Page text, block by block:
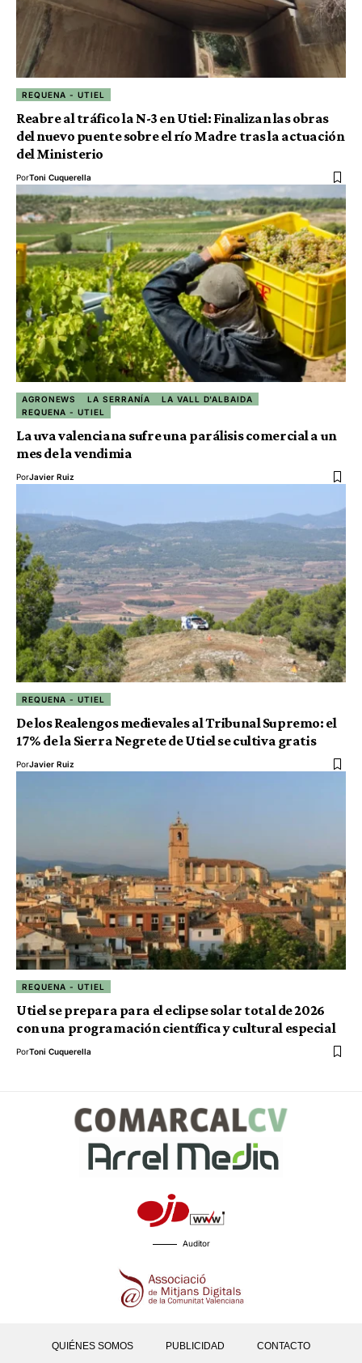
REQUENA - UTIEL
Reabre al tráfico la N-3 en Utiel: Finalizan las obras
del nuevo puente sobre el río Madre tras la actuación
del Ministerio
PorToni Cuquerella
AGRONEWS LA SERRANÍA
LA VALL D'ALBAIDA
REQUENA - UTIEL
La uva valenciana sufre una parálisis comercial a un
mes de la vendimia
PorJavier Ruiz
REQUENA - UTIEL
De los Realengos medievales al Tribunal Supremo: el
17% de la Sierra Negrete de Utiel se cultiva gratis
PorJavier Ruiz
REQUENA - UTIEL
Utiel se prepara para el eclipse solar total de 2026
con una programación científica y cultural especial
PorToni Cuquerella
Auditor
QUIÉNES SOMOS PUBLICIDAD CONTACTO